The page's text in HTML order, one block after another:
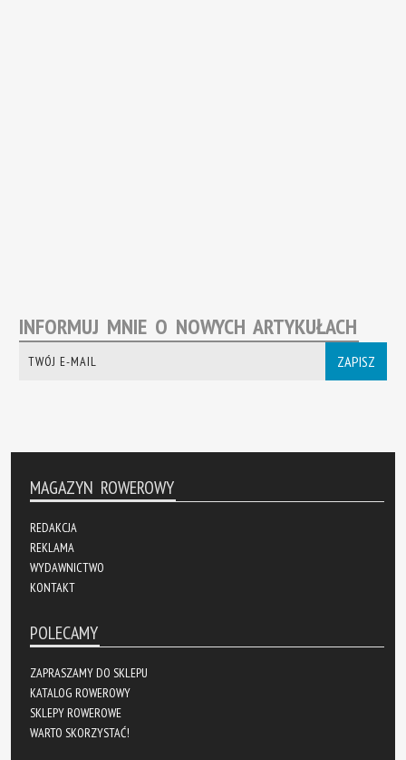
INFORMUJ MNIE O NOWYCH ARTYKUŁACH
ZAPISZ
MAGAZYN ROWEROWY
REDAKCJA
REKLAMA
WYDAWNICTWO
KONTAKT
POLECAMY
ZAPRASZAMY DO SKLEPU
KATALOG ROWEROWY
SKLEPY ROWEROWE
WARTO SKORZYSTAĆ!